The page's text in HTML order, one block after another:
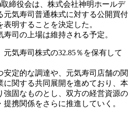
締役会は、株式会社神明ホールデ
元気寿司普通株式に対する公開買付
明することを決定した。
司の上場は維持される予定。
気寿司株式の32.85％を保有して
安定的な調達や、元気寿司店舗の関
に関する共同展開を進めており、本
強固なものとし、双方の経営資源の
携関係をさらに推進していく。